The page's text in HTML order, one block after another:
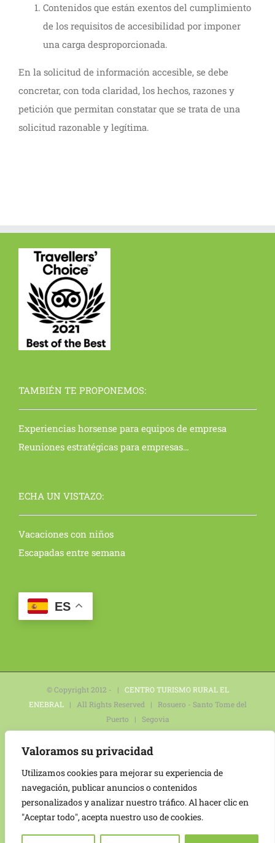
Valoramos su privacidad
Utilizamos cookies para mejorar su experiencia de
navegación, publicar anuncios o contenidos
personalizados y analizar nuestro tráfico. Al hacer clic en
"Aceptar todo", acepta nuestro uso de cookies.
Contenidos que están exentos del cumplimiento
de los requisitos de accesibilidad por imponer
una carga desproporcionada.
En la solicitud de información accesible, se debe
concretar, con toda claridad, los hechos, razones y
petición que permitan constatar que se trata de una
solicitud razonable y legítima.
TAMBIÉN TE PROPONEMOS:
Experiencias horsense para equipos de empresa
Reuniones estratégicas para empresas…
ECHA UN VISTAZO:
Vacaciones con niños
Escapadas entre semana
ES
© Copyright 2012 - | CENTRO TURISMO RURAL EL
ENEBRAL| All Rights Reserved | Rosuero - Santo Tome del
Puerto | Segovia
Política de privacidad|Aviso legal
Financiado por la Unión Europea – NextGeneration EU